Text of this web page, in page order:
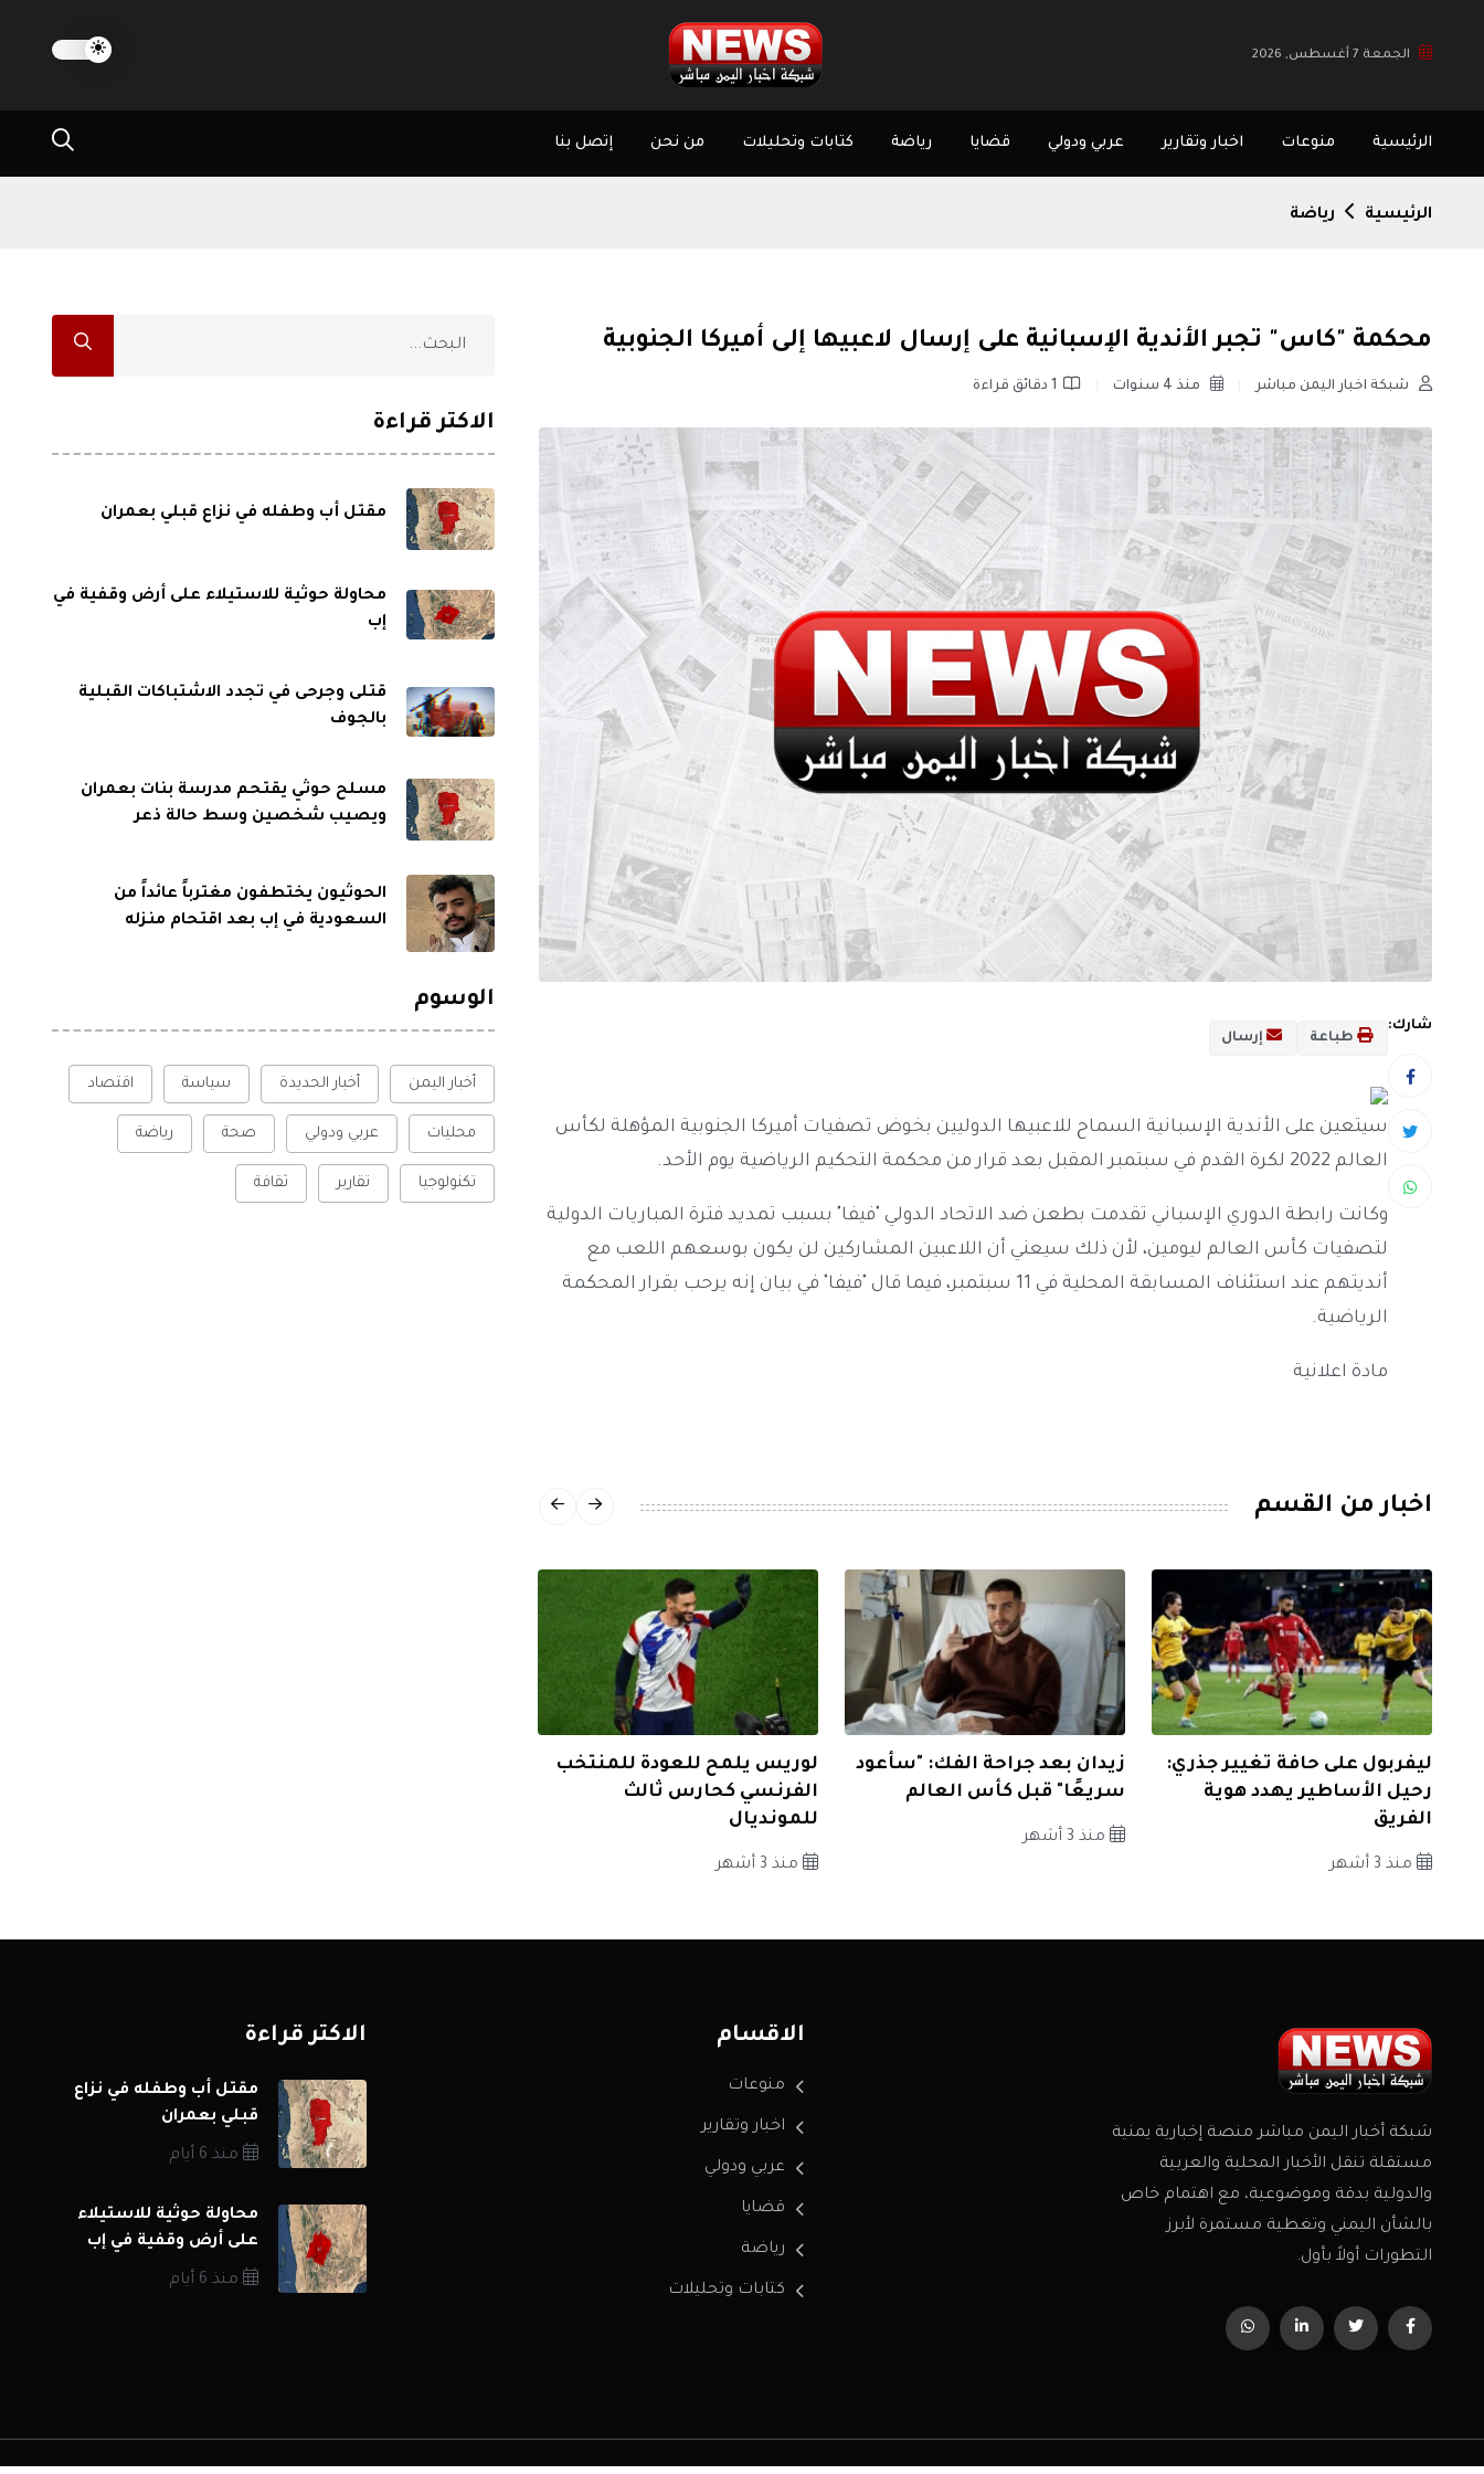
الجمعة 7 أغسطس, 2026
الرئيسية منوعات اخبار وتقارير عربي ودولي قضايا رياضة كتابات وتحليلات من نحن إتصل بنا
الرئيسية رياضة
محكمة "كاس" تجبر الأندية الإسبانية على إرسال لاعبيها إلى أميركا الجنوبية
شبكة اخبار اليمن مباشر منذ 4 سنوات 1 دقائق قراءة
شارك:
طباعة إرسال
سيتعين على الأندية الإسبانية السماح للاعبيها الدوليين بخوض تصفيات أميركا الجنوبية المؤهلة لكأس
العالم 2022 لكرة القدم في سبتمبر المقبل بعد قرار من محكمة التحكيم الرياضية يوم الأحد.
وكانت رابطة الدوري الإسباني تقدمت بطعن ضد الاتحاد الدولي "فيفا" بسبب تمديد فترة المباريات الدولية
لتصفيات كأس العالم ليومين، لأن ذلك سيعني أن اللاعبين المشاركين لن يكون بوسعهم اللعب مع
أنديتهم عند استئناف المسابقة المحلية في 11 سبتمبر، فيما قال "فيفا" في بيان إنه يرحب بقرار المحكمة
الرياضية.
مادة اعلانية
اخبار من القسم
ليفربول على حافة تغيير جذري:
رحيل الأساطير يهدد هوية
الفريق
منذ 3 أشهر
زيدان بعد جراحة الفك: "سأعود
سريعًا" قبل كأس العالم
منذ 3 أشهر
لوريس يلمح للعودة للمنتخب
الفرنسي كحارس ثالث
للمونديال
منذ 3 أشهر
الاكثر قراءة
مقتل أب وطفله في نزاع قبلي بعمران
محاولة حوثية للاستيلاء على أرض وقفية في
إب
قتلى وجرحى في تجدد الاشتباكات القبلية
بالجوف
مسلح حوثي يقتحم مدرسة بنات بعمران
ويصيب شخصين وسط حالة ذعر
الحوثيون يختطفون مغترباً عائداً من
السعودية في إب بعد اقتحام منزله
الوسوم
أخبار اليمن أخبار الحديدة سياسة اقتصاد
محليات عربي ودولي صحة رياضة
تكنولوجيا تقارير ثقافة
شبكة أخبار اليمن مباشر منصة إخبارية يمنية
مستقلة تنقل الأخبار المحلية والعربية
والدولية بدقة وموضوعية، مع اهتمام خاص
بالشأن اليمني وتغطية مستمرة لأبرز
التطورات أولاً بأول.
الاقسام
منوعات
اخبار وتقارير
عربي ودولي
قضايا
رياضة
كتابات وتحليلات
الاكثر قراءة
مقتل أب وطفله في نزاع
قبلي بعمران
منذ 6 أيام
محاولة حوثية للاستيلاء
على أرض وقفية في إب
منذ 6 أيام